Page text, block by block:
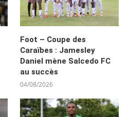
Foot – Coupe des
Caraïbes : Jamesley
Daniel mène Salcedo FC
au succès
04/08/2026